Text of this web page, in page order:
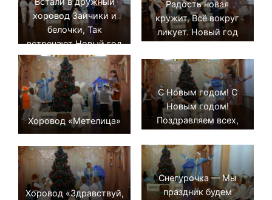
хоровод Зайчики и
белочки, Так
встречают Новый год
Мальчики и девочки!
Радость новая
кружит, Всё вокруг
ликует. Новый год
Ёлочка танцует!
Хоровод «Метелица»
С Новым годом! С
Новым годом!
Поздравляем всех,
звучат сегодня в зале
Песни, музыка и смех!
Хоровод «Здравствуй,
Снегурочка — Мы
праздник будем